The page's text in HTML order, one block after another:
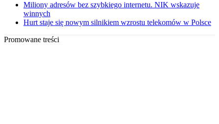
Miliony adresów bez szybkiego internetu. NIK wskazuje
winnych
Hurt staje się nowym silnikiem wzrostu telekomów w Polsce
Promowane treści